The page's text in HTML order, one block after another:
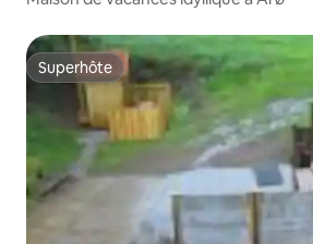
Superhôte
Superhôte